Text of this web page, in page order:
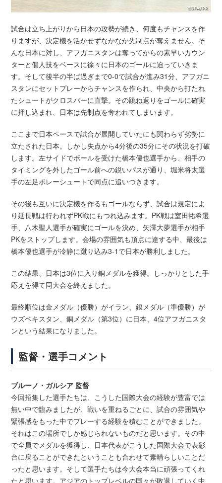
試合は立ち上がりから日本の攻勢が続き、何度もチャンスを作
りますが、決定機を活かせずなかなか先制点が奪えません。そ
んな日本に対し、アフガニスタンは奪ってからの素早いカウン
ターと個人技をベースに徐々に日本のゴールに迫っていきま
す。そして後半の半ば過ぎまで0-0で試合が進み31分、アフガニ
スタンにセットプレーからチャンスを作られ、中央から打たれ
たシュートがクロスバーに直撃。その跳ね返りをゴールに確実
に押し込まれ、日本は先制点を奪われてしまいます。
ここまで日本ペースで試合が展開していたにも関わらず劣勢に
立たされた日本。しかし失点から4分後の35分にその状況を打破
します。左サイドでボールを受けた橋本優也選手から、相手の
タイミングを外したゴール前への鋭いパスが通り、堀米将太選
手の左足ボレーシュートで同点に追いつきます。
その後も互いに決定機を作るもゴールならず、試合は規定によ
り延長戦は行われずPK戦にもつれ込みます。PK戦は室田祐希選
手、八木聖人選手が確実にゴールを決め、矢澤大夢選手が相手
PKをストップします。会場の雰囲気も頂点に達する中、最後は
橋本優也選手が冷静に蹴り込み3-1で日本が勝利しました。
この結果、日本は3位に入り銅メダルを獲得。しっかりとした手
応えを得て同大会を終えました。
最終順位は金メダル（優勝）がイラン、銀メダル（準優勝）が
ウズベキスタン、銅メダル（第3位）に日本、4位アフガニスタ
ンという結果になりました。
監督・選手コメント
ブルーノ・ガルシア 監督
今回招集した選手たちは、こうした国際大会の経験が豊富では
無い中で臨みましたが、戦いを重ねるごとに、試合の雰囲気や
緊張感をもった中でプレーする経験を積むことができました。
それはこの場所でしか感じられないものだと思います。その中
で全員でメダルを獲得し、日本代表がこうした国際大会で表彰
台に戻ることができたということも合わせて素晴らしいことだ
ったと思います。そして選手たちは今大会本当に頑張ってくれ
たと思います。アジアのトップレベルの国々が敗退していく中